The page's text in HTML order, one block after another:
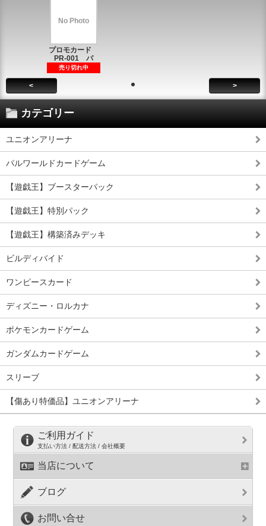
No Photo
プロモカード
PR-001 パ
売り切れ中
< >
カテゴリー
ユニオンアリーナ
パルワールドカードゲーム
【遊戯王】ブースターパック
【遊戯王】特別パック
【遊戯王】構築済みデッキ
ビルディバイド
ワンピースカード
ディズニー・ロルカナ
ポケモンカードゲーム
ガンダムカードゲーム
スリーブ
【傷あり特価品】ユニオンアリーナ
ご利用ガイド
支払い方法 / 配送方法 / 会社概要
当店について
ブログ
お問い合せ